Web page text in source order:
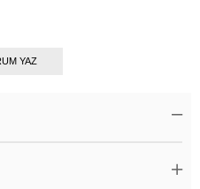
YAZ